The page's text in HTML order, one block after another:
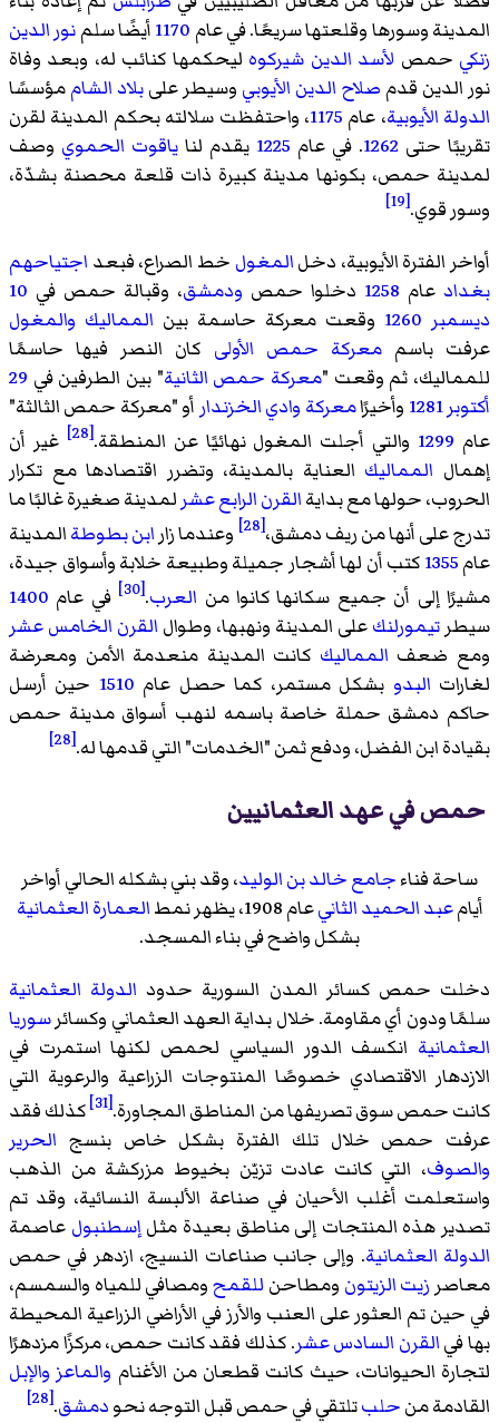
المدينة وسورها وقلعتها سريعًا. في عام 1170أيضًا سلمنور الدين
زنكي حمص لأسد الدين شيركوه ليحكمها كنائب له، وبعد وفاة
نور الدين قدم صلاح الدين الأيوبي وسيطر علىبلاد الشاممؤسسًا
الدولة الأيوبية، عام 1175، واحتفظت سلالته بحكم المدينة لقرن
تقريبًا حتى 1262. في عام 1225 يقدم لنا ياقوت الحموي وصف
لمدينة حمص، بكونها مدينة كبيرة ذات قلعة محصنة بشدّة،
وسور قوي.[19]
أواخر الفترة الأيوبية، دخلالمغول خط الصراع، فبعد اجتياحهم
بغداد عام 1258 دخلوا حمص ودمشق، وقبالة حمص في 10
ديسمبر 1260 وقعت معركة حاسمة بين المماليك والمغول
عرفت باسممعركة حمص الأولى كان النصر فيها حاسمًا
للمماليك، ثم وقعت "معركة حمص الثانية" بين الطرفين في 29
أكتوبر 1281 وأخيرًامعركة وادي الخزندار أو "معركة حمص الثالثة"
عام 1299 والتي أجلت المغول نهائيًا عن المنطقة.[28]
غير أن
إهمال المماليك العناية بالمدينة، وتضرر اقتصادها مع تكرار
الحروب، حولها مع بدايةالقرن الرابع عشر لمدينة صغيرة غالبًا ما
تدرج على أنها من ريف دمشق،[28] وعندما زار ابن بطوطةالمدينة
عام1355كتب أن لها أشجار جميلة وطبيعة خلابة وأسواق جيدة،
مشيرًا إلى أن جميع سكانها كانوا من العرب.
[30] في عام 1400
سيطر تيمورلنكعلى المدينة ونهبها، وطوال القرن الخامس عشر
ومع ضعف المماليك كانت المدينة منعدمة الأمن ومعرضة
لغارات البدو بشكل مستمر، كما حصل عام 1510 حين أرسل
حاكم دمشق حملة خاصة باسمه لنهب أسواق مدينة حمص
بقيادة ابن الفضل، ودفع ثمن "الخدمات" التي قدمها له.[28]
حمص في عهد العثمانيين
ساحة فناءجامع خالد بن الوليد، وقد بني بشكله الحالي أواخر
أيامعبد الحميد الثانيعام 1908، يظهر نمط
العمارة العثمانية
بشكل واضح في بناء المسجد.
دخلت حمص كسائر المدن السورية حدود الدولة العثمانية
سلمًا ودون أي مقاومة. خلال بداية العهد العثماني وكسائرسوريا
العثمانية انكسف الدور السياسي لحمص لكنها استمرت في
الازدهار الاقتصادي خصوصًا المنتوجات الزراعية والرعوية التي
كانت حمص سوق تصريفها من المناطق المجاورة.[31]
كذلك فقد
عرفت حمص خلال تلك الفترة بشكل خاص بنسج الحرير
والصوف، التي كانت عادت تزيّن بخيوط مزركشة من الذهب
واستعلمت أغلب الأحيان في صناعة الألبسة النسائية، وقد تم
تصدير هذه المنتجات إلى مناطق بعيدة مثلإسطنبول عاصمة
الدولة العثمانية. وإلى جانب صناعات النسيج، ازدهر في حمص
معاصر زيت الزيتون ومطاحن للقمحومصافي للمياه والسمسم،
في حين تم العثور على العنب والأرز في الأراضي الزراعية المحيطة
بها فيالقرن السادس عشر. كذلك فقد كانت حمص، مركزًا مزدهرًا
لتجارة الحيوانات، حيث كانت قطعان من الأغنام والماعز والإبل
القادمة منحلبتلتقي في حمص قبل التوجه نحودمشق.
[28]